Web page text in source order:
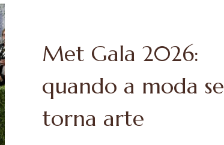
Met Gala 2026:
quando a moda se
torna arte